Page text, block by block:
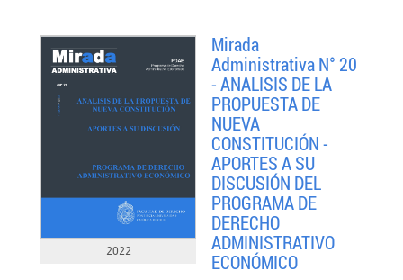
2022
Mirada
Administrativa N° 20
- ANALISIS DE LA
PROPUESTA DE
NUEVA
CONSTITUCIÓN -
APORTES A SU
DISCUSIÓN DEL
PROGRAMA DE
DERECHO
ADMINISTRATIVO
ECONÓMICO